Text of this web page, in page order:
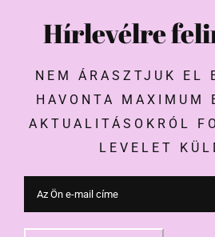
Hírlevélre
NEM ÁRASZTJUK EL
HAVONTA MAXIMUM
AKTUALITÁSOKRÓL
LEVELET